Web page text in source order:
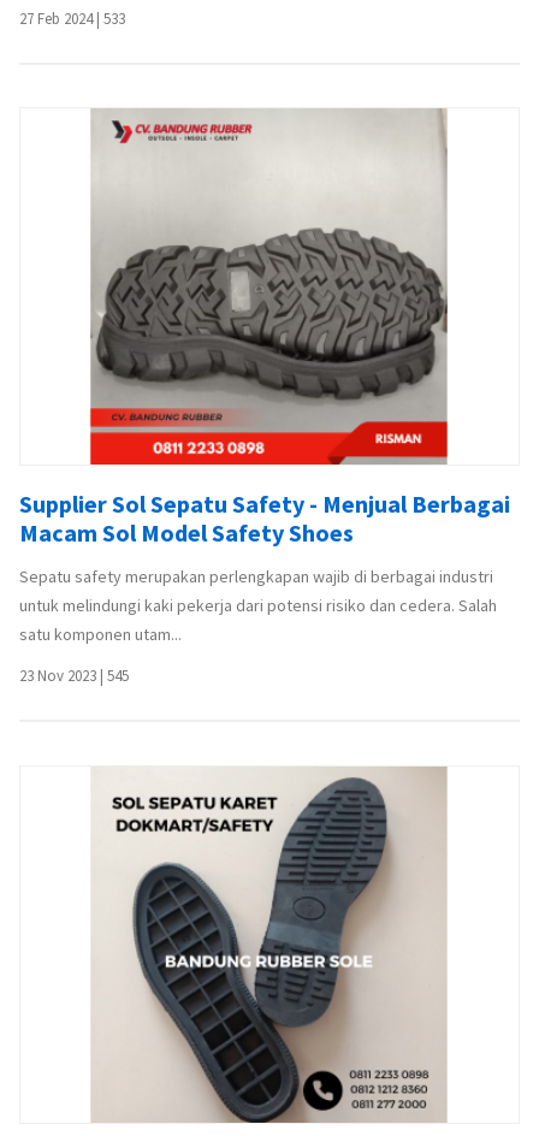
27 Feb 2024| 533
Supplier Sol Sepatu Safety - Menjual Berbagai
Macam Sol Model Safety Shoes
Sepatu safety merupakan perlengkapan wajib di berbagai industri
untuk melindungi kaki pekerja dari potensi risiko dan cedera. Salah
satu komponen utam...
23 Nov 2023 | 545